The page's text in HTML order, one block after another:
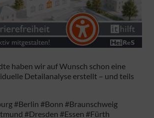
haben wir auf Wunsch schon eine
Detailanalyse erstellt – und teils
#Berlin #Bonn #Braunschweig
#Dresden #Essen #Fürth